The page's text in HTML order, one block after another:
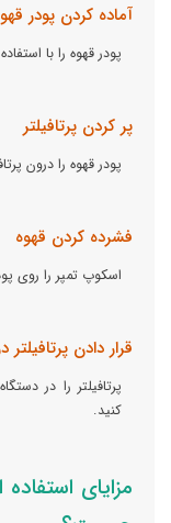
آماده کردن پودر
پودر قهوه را با
پر کردن پرتافیلتر
پودر قهوه را درون
فشرده کردن قهوه
اسکوپ تمپر را روی
قرار دادن پرتافیلتر
پرتافیلتر را در
کنید.